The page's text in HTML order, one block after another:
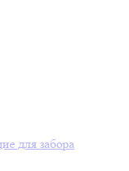
для забора